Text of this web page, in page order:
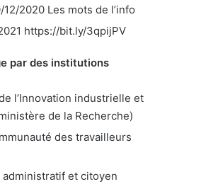
2020 Les mots de l’info
https://bit.ly/3qpijPV
par des institutions
l’Innovation industrielle et
de la Recherche)
des travailleurs
et citoyen